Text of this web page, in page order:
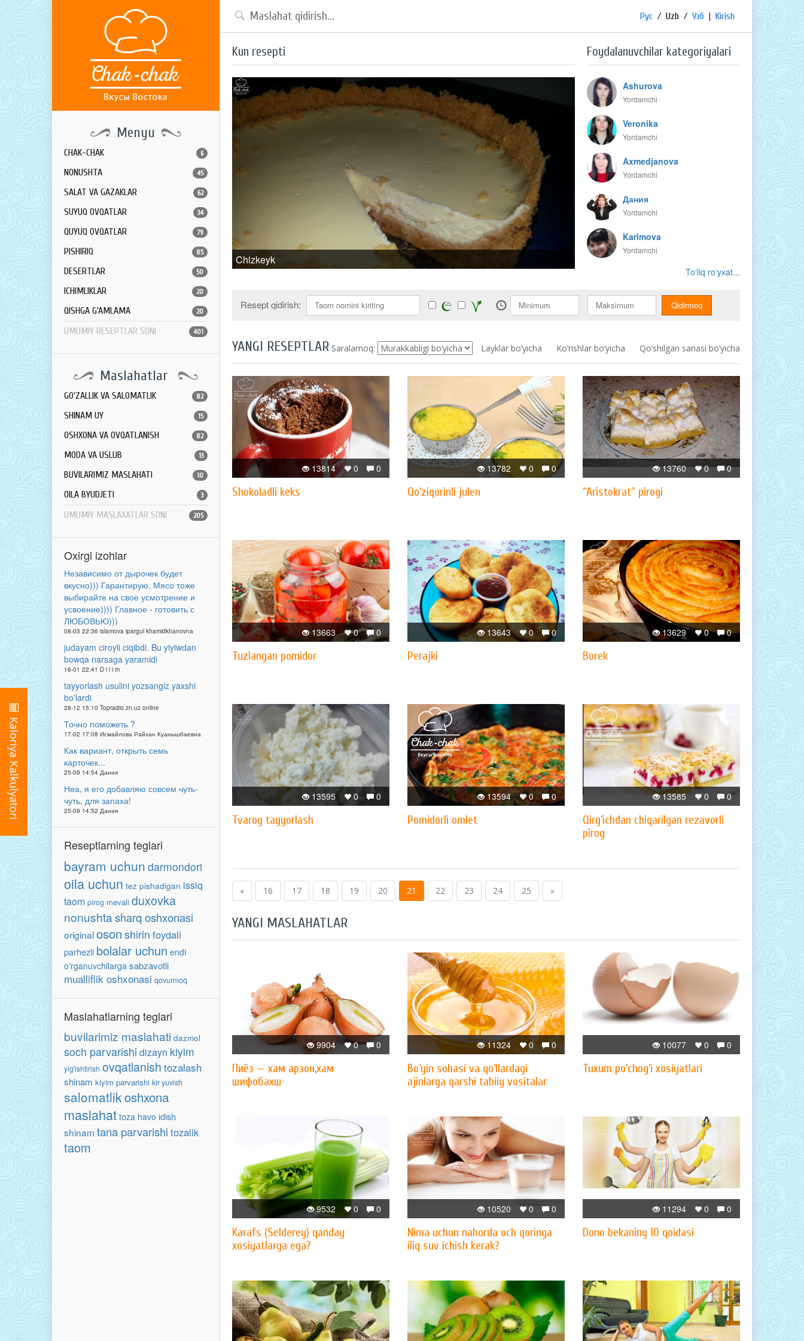
Menyu
CHAK-CHAK 6
NONUSHTA 45
SALAT VA GAZAKLAR 62
SUYUQ OVQATLAR 34
QUYUQ OVQATLAR 79
PISHIRIQ 85
DESERTLAR 50
ICHIMLIKLAR 20
QISHGA G'AMLAMA 20
UMUMIY RESEPTLAR SONI 401
Maslahatlar
GO'ZALLIK VA SALOMATLIK 82
SHINAM UY 15
OSHXONA VA OVQATLANISH 82
MODA VA USLUB 13
BUVILARIMIZ MASLAHATI 10
OILA BYUDJETI 3
UMUMIY MASLAXATLAR SONI 205
Oxirgi izohlar
Независимо от дырочек будет
вкусно))) Гарантирую. Мясо тоже
выбирайте на свое усмотрение и
усвоение)))) Главное - готовить с
ЛЮБОВЬЮ)))
08-03 22:36 islamova ipargul khamidkhanovna
judayam ciroyli ciqibdi. Bu yiyiwdan
bowqa narsaga yaramidi
16-01 22:41 D i l i m
tayyorlash usulini yozsangiz yaxshi
bo'lardi
28-12 15:10 Topradio.zn.uz online
Точно поможеть ?
17-02 17:08 Исмайлова Райхан Куанышбаевна
Как вариант, открыть семь
карточек...
25-09 14:54 Дания
Неа, я его добавляю совсем чуть-
чуть, для запаха!
25-09 14:52 Дания
Reseptlarning teglari
bayram uchun darmondori
oila uchun tez pishadigan issiq
taom pirog mevali duxovka
nonushtasharq oshxonasi
originalosonshirin foydali
parhezli bolalar uchun endi
o'rganuvchilarga sabzavotli
mualliflik oshxonasi qovurmoq
Maslahatlarning teglari
buvilarimiz maslahati dazmol
soch parvarishi dizayn kiyim
yig'ishtirish ovqatlanish tozalash
shinam kiyim parvarishi kir yuvish
salomatlikoshxona
maslahat toza havo idish
shinam tana parvarishi tozalik
taom
Рус / Uzb / Узб | Kirish
Kun resepti
Chizkeyk
Foydalanuvchilar kategoriyalari
Ashurova
Yordamchi
Veronika
Yordamchi
Axmedjanova
Yordamchi
Дания
Yordamchi
Karimova
Yordamchi
To‘liq ro‘yxat...
Resept qidirish:
YANGI RESEPTLAR Saralamoq: Layklar bo’yicha Ko‘rishlar bo‘yicha Qo’shilgan sanasi bo’yicha
0
0
13814
Shokoladli keks
0
0
13782
Qo‘ziqorinli julen
0
0
13760
“Aristokrat” pirogi
0
0
13663
Tuzlangan pomidor
0
0
13643
Perajki
0
0
13629
Borek
0
0
13595
Tvarog tayyorlash
0
0
13594
Pomidorli оmlet
0
0
13585
Qirg‘ichdan chiqarilgan rezavorli
pirog
« 16 17 18 19 20 21 22 23 24 25 »
YANGI MASLAHATLAR
0
0
9904
Пиёз — xам арзон,xам
шифобахш
0
0
11324
Bo‘yin sohasi va qo‘llardagi
ajinlarga qarshi tabiiy vositalar
0
0
10077
Tuxum po‘chog‘i xosiyatlari
0
0
9532
Karafs (Selderey) qanday
xosiyatlarga ega?
0
0
10520
Nima uchun nahorda och qoringa
iliq suv ichish kerak?
0
0
11294
Dono bekaning 10 qoidasi